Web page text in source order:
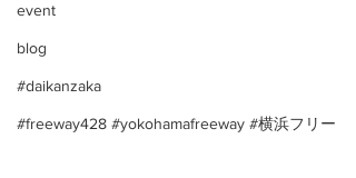
event
blog
#daikanzaka
#freeway428 #yokohamafreeway #横浜フリー